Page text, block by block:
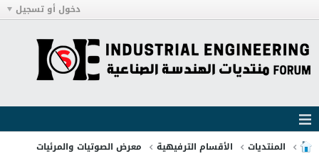
دخول أو تسجيل
المنتديات الأقسام الترفيهية معرض الصوتيات والمرئيات